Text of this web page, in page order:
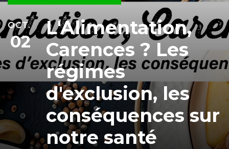
OCT.
02
L'Alimentation,
Carences ? Les
régimes
d'exclusion, les
conséquences sur
notre santé